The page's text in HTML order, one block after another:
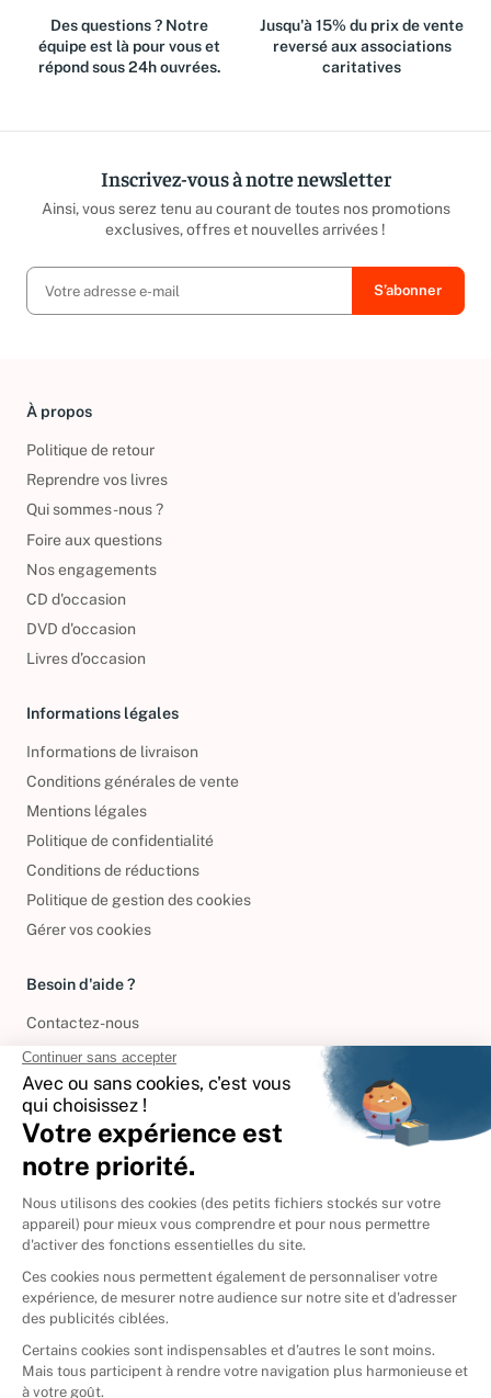
Des questions ? Notre
équipe est là pour vous et
répond sous 24h ouvrées.
Jusqu'à 15% du prix de vente
reversé aux associations
caritatives
Inscrivez-vous à notre newsletter
Ainsi, vous serez tenu au courant de toutes nos promotions
exclusives, offres et nouvelles arrivées !
À propos
Politique de retour
Reprendre vos livres
Qui sommes-nous ?
Foire aux questions
Nos engagements
CD d'occasion
DVD d'occasion
Livres d’occasion
Informations légales
Informations de livraison
Conditions générales de vente
Mentions légales
Politique de confidentialité
Conditions de réductions
Politique de gestion des cookies
Gérer vos cookies
Besoin d'aide ?
Contactez-nous
International
🇪🇸Espagne
🇮🇹Italie
Donner vos livres